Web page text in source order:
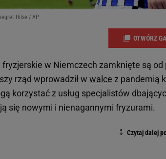
Hilse / AP
OTWÓRZ
fryzjerskie w Niemczech zamknięte są
rząd wprowadził w walce z pandemią
korzystać z usług specjalistów
się nowymi i nienagannymi fryzurami.